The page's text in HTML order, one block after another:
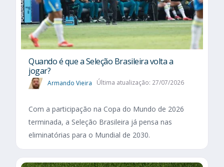
Quando é que a Seleção Brasileira volta a
jogar?
Armando Vieira Última atualização: 27/07/2026
Com a participação na Copa do Mundo de 2026
terminada, a Seleção Brasileira já pensa nas
eliminatórias para o Mundial de 2030.